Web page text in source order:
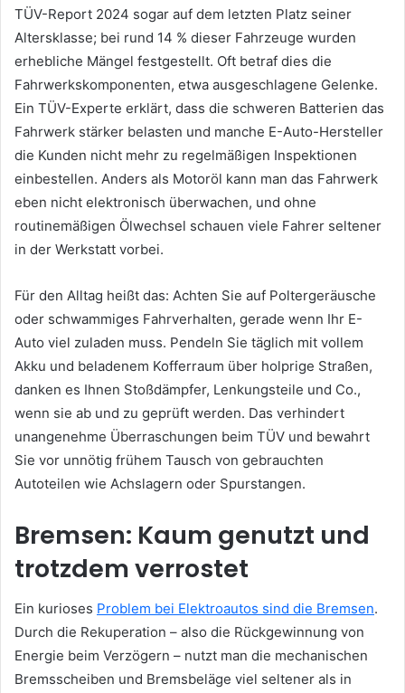
TÜV-Report 2024 sogar auf dem letzten Platz seiner
Altersklasse; bei rund 14 % dieser Fahrzeuge wurden
erhebliche Mängel festgestellt. Oft betraf dies die
Fahrwerkskomponenten, etwa ausgeschlagene Gelenke.
Ein TÜV-Experte erklärt, dass die schweren Batterien das
Fahrwerk stärker belasten und manche E-Auto-Hersteller
die Kunden nicht mehr zu regelmäßigen Inspektionen
einbestellen. Anders als Motoröl kann man das Fahrwerk
eben nicht elektronisch überwachen, und ohne
routinemäßigen Ölwechsel schauen viele Fahrer seltener
in der Werkstatt vorbei.
Für den Alltag heißt das: Achten Sie auf Poltergeräusche
oder schwammiges Fahrverhalten, gerade wenn Ihr E-
Auto viel zuladen muss. Pendeln Sie täglich mit vollem
Akku und beladenem Kofferraum über holprige Straßen,
danken es Ihnen Stoßdämpfer, Lenkungsteile und Co.,
wenn sie ab und zu geprüft werden. Das verhindert
unangenehme Überraschungen beim TÜV und bewahrt
Sie vor unnötig frühem Tausch von gebrauchten
Autoteilen wie Achslagern oder Spurstangen.
Bremsen: Kaum genutzt und
trotzdem verrostet
Ein kurioses Problem bei Elektroautos sind die Bremsen.
Durch die Rekuperation – also die Rückgewinnung von
Energie beim Verzögern – nutzt man die mechanischen
Bremsscheiben und Bremsbeläge viel seltener als in